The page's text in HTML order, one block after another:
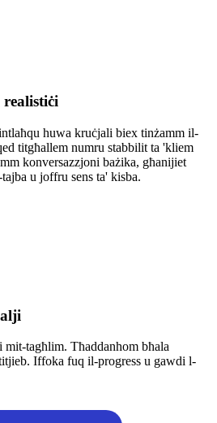
realistiċi
huwa kruċjali biex tinżamm il-
titgħallem numru stabbilit ta 'kliem
konversazzjoni bażika, għanijiet
u joffru sens ta' kisba.
tagħlim. Tħaddanhom bħala
Iffoka fuq il-progress u gawdi l-